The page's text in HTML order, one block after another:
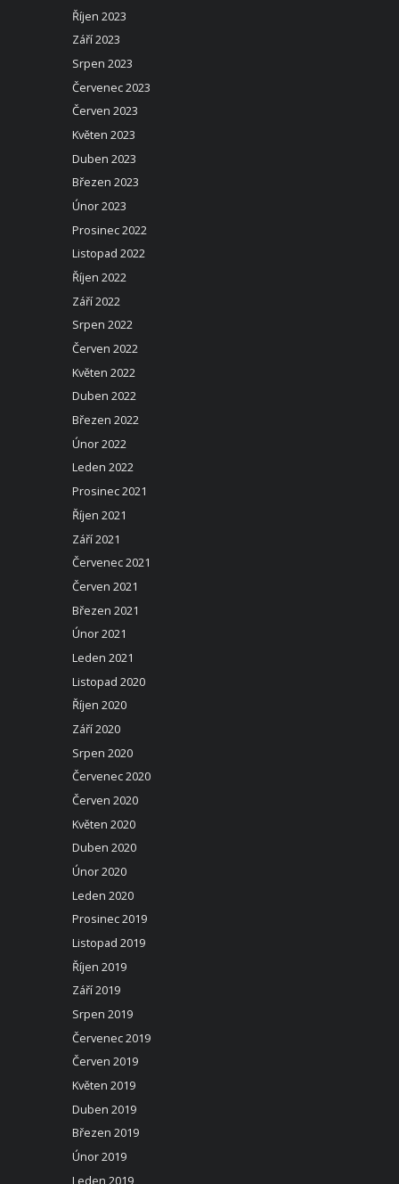
Říjen 2023
Září 2023
Srpen 2023
Červenec 2023
Červen 2023
Květen 2023
Duben 2023
Březen 2023
Únor 2023
Prosinec 2022
Listopad 2022
Říjen 2022
Září 2022
Srpen 2022
Červen 2022
Květen 2022
Duben 2022
Březen 2022
Únor 2022
Leden 2022
Prosinec 2021
Říjen 2021
Září 2021
Červenec 2021
Červen 2021
Březen 2021
Únor 2021
Leden 2021
Listopad 2020
Říjen 2020
Září 2020
Srpen 2020
Červenec 2020
Červen 2020
Květen 2020
Duben 2020
Únor 2020
Leden 2020
Prosinec 2019
Listopad 2019
Říjen 2019
Září 2019
Srpen 2019
Červenec 2019
Červen 2019
Květen 2019
Duben 2019
Březen 2019
Únor 2019
Leden 2019